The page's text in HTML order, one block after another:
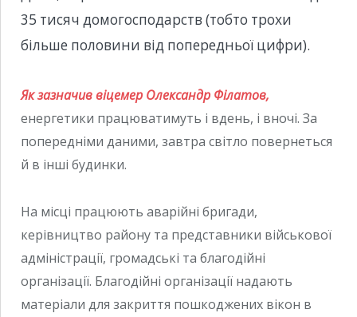
35 тисяч домогосподарств (тобто трохи
більше половини від попередньої цифри).
Як зазначив віцемер Олександр Філатов,
енергетики працюватимуть і вдень, і вночі. За
попередніми даними, завтра світло повернеться
й в інші будинки.
На місці працюють аварійні бригади,
керівництво району та представники військової
адміністрації, громадські та благодійні
організації. Благодійні організації надають
матеріали для закриття пошкоджених вікон в